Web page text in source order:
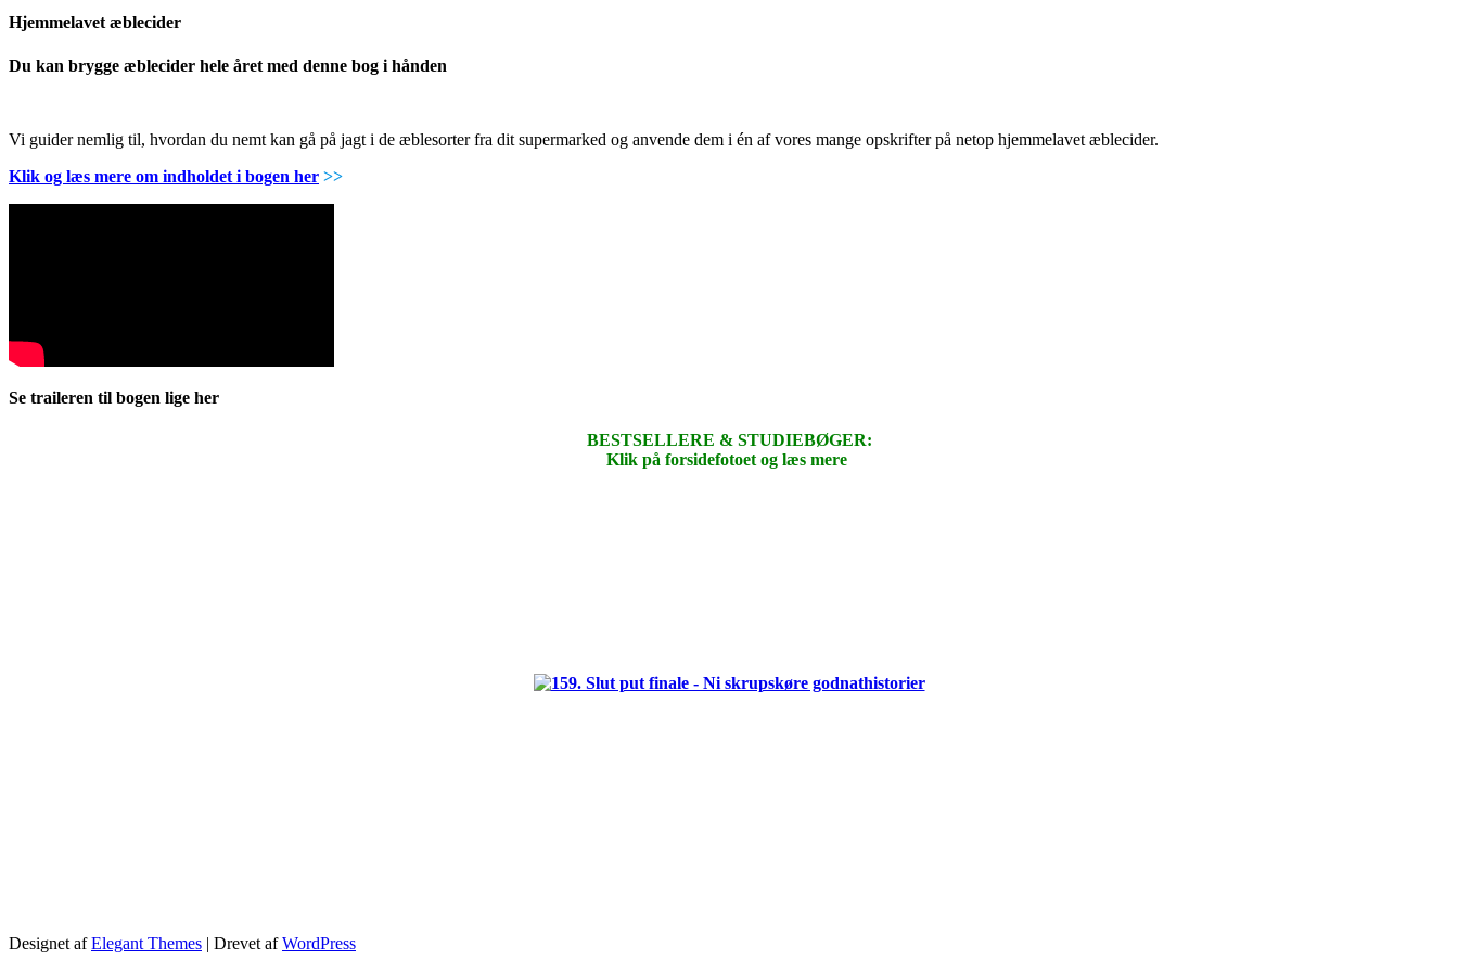
Hjemmelavet æblecider
Du kan brygge æblecider hele året med denne bog i hånden
Vi guider nemlig til, hvordan du nemt kan gå på jagt i de æblesorter fra dit supermarked og anvende dem i én af vores mange opskrifter på netop hjemmelavet æblecider.
Klik og læs mere om indholdet i bogen her >>
Se traileren til bogen lige her
BESTSELLERE & STUDIEBØGER:
Klik på forsidefotoet og læs mere
Designet afElegant Themes | Drevet afWordPress